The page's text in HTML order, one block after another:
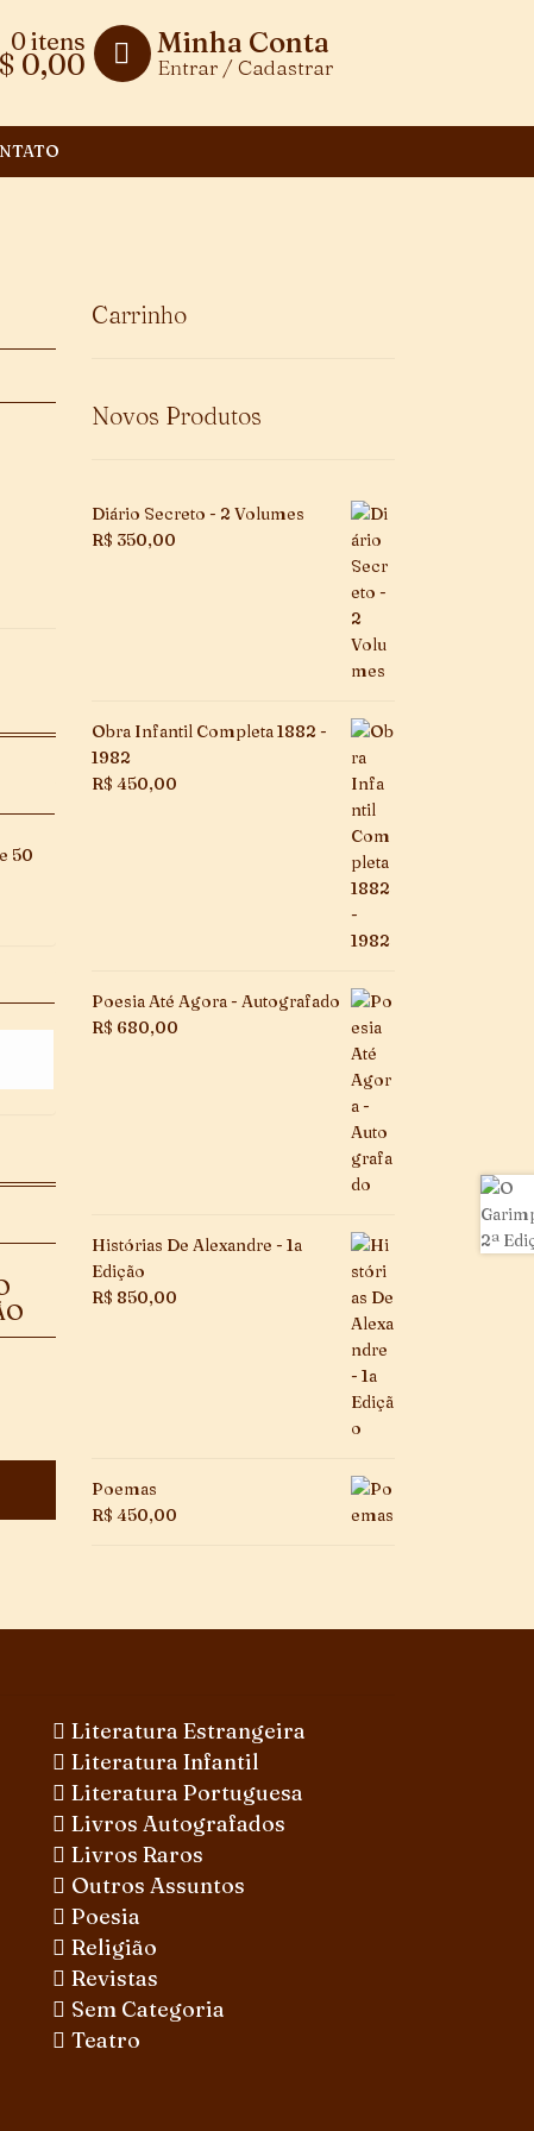
0 itens
0,00
Minha Conta
Entrar / Cadastrar
50
Carrinho
Novos Produtos
Diário Secreto - 2 Volumes
R$ 350,00
Obra Infantil Completa 1882 -
1982
R$ 450,00
Poesia Até Agora - Autografado
R$ 680,00
Histórias De Alexandre - 1a
Edição
R$ 850,00
Poemas
R$ 450,00
Literatura Estrangeira
Literatura Infantil
Literatura Portuguesa
Livros Autografados
Livros Raros
Outros Assuntos
Poesia
Religião
Revistas
Sem Categoria
Teatro